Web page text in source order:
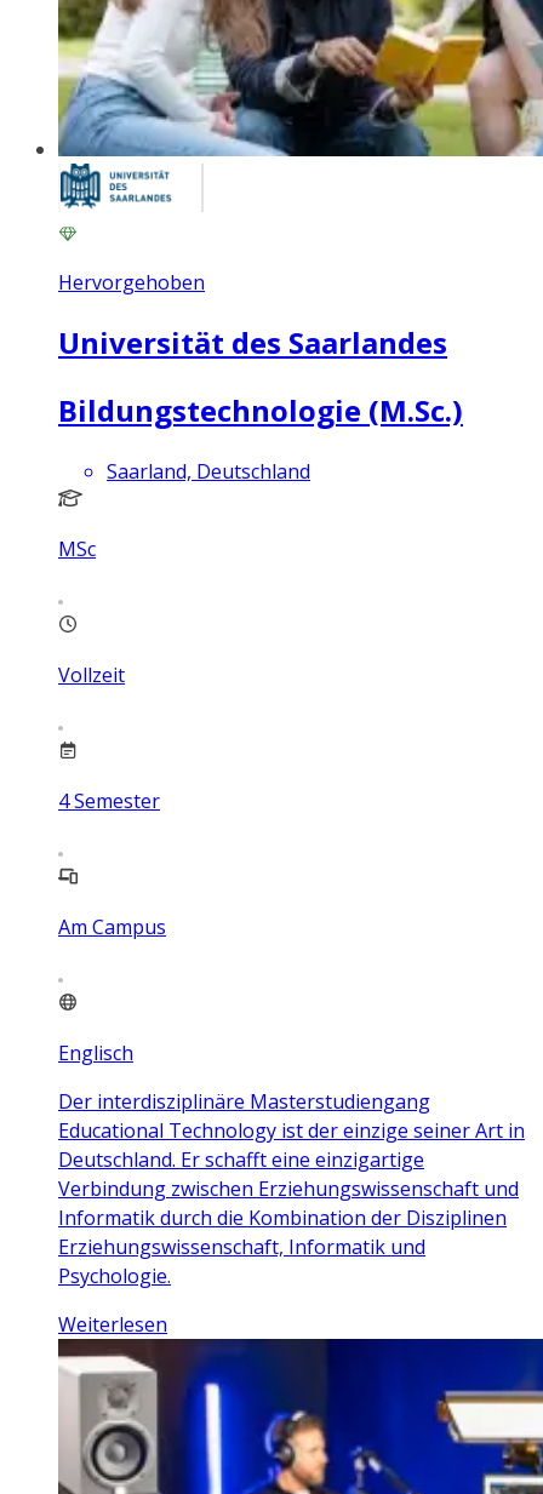
Hervorgehoben
Universität des Saarlandes
Bildungstechnologie (M.Sc.)
Saarland, Deutschland
MSc
Vollzeit
4Semester
Am Campus
Englisch
Der interdisziplinäre Masterstudiengang
Educational Technology ist der einzige seiner Art in
Deutschland. Er schafft eine einzigartige
Verbindung zwischen Erziehungswissenschaft und
Informatik durch die Kombination der Disziplinen
Erziehungswissenschaft, Informatik und
Psychologie.
Weiterlesen